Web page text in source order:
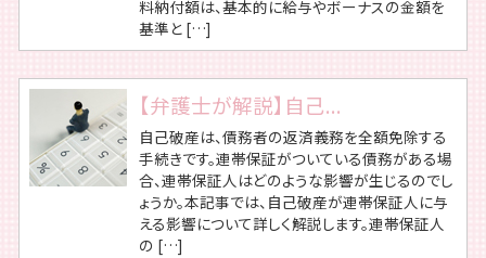
料納付額は、基本的に給与やボーナスの金額を
基準と […]
【弁護士が解説】自己...
自己破産は、債務者の返済義務を全額免除する
手続きです。連帯保証がついている債務がある場
合、連帯保証人はどのような影響が生じるのでし
ょうか。本記事では、自己破産が連帯保証人に与
える影響について詳しく解説します。連帯保証人
の […]